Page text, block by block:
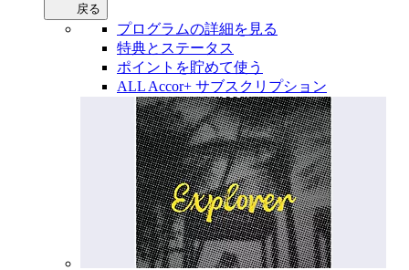
戻る
プログラムの詳細を見る
特典とステータス
ポイントを貯めて使う
ALL Accor+ サブスクリプション